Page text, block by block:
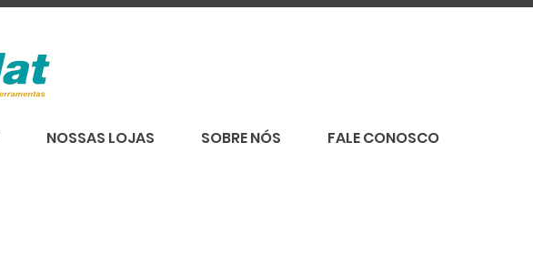
NOSSAS LOJAS SOBRE NÓS FALE CONOSCO